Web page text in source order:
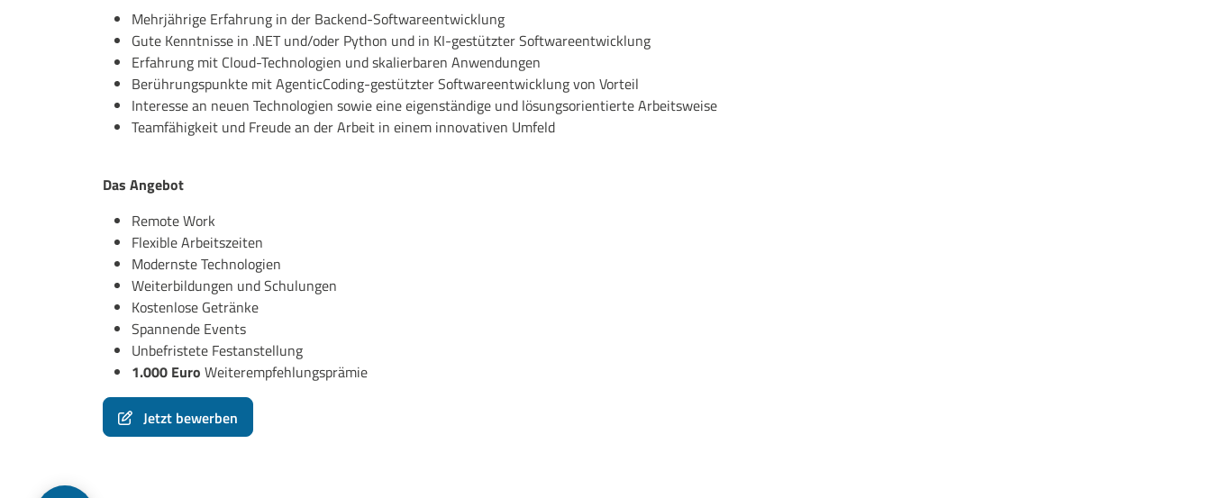
Mehrjährige Erfahrung in der Backend-Softwareentwicklung
Gute Kenntnisse in .NET und/oder Python und in KI-gestützter Softwareentwicklung
Erfahrung mit Cloud-Technologien und skalierbaren Anwendungen
Berührungspunkte mitAgenticCoding-gestützter Softwareentwicklung von Vorteil
Interesse an neuen Technologien sowie eine eigenständige und lösungsorientierte Arbeitsweise
Teamfähigkeit und Freude an der Arbeit in einem innovativen Umfeld
Das Angebot
Remote Work
Flexible Arbeitszeiten
Modernste Technologien
Weiterbildungen und Schulungen
Kostenlose Getränke
Spannende Events
Unbefristete Festanstellung
1.000 Euro Weiterempfehlungsprämie
Jetzt bewerben